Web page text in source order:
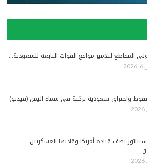
المقاطع لتدمير مواقع القوات التابعة للسعودية…
واحتراق سعودية تركية في سماء اليمن (فيديو)
يصف قيادة أمريكا وقادتها العسكريين